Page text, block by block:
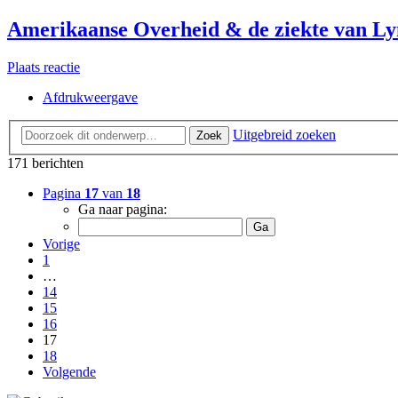
Amerikaanse Overheid & de ziekte van
Plaats reactie
Afdrukweergave
Zoek
Uitgebreid zoeken
171 berichten
Pagina 17 van 18
Ga naar pagina:
Vorige
1
…
14
15
16
17
18
Volgende